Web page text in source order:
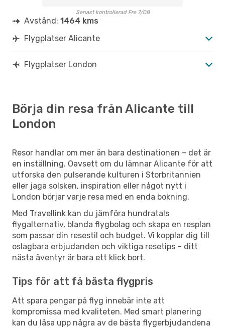
Senast kontrollerad Fre 7/08
Avstånd: 1464 kms
Flygplatser Alicante
Flygplatser London
Börja din resa från Alicante till
London
Resor handlar om mer än bara destinationen – det är
en inställning. Oavsett om du lämnar Alicante för att
utforska den pulserande kulturen i Storbritannien
eller jaga solsken, inspiration eller något nytt i
London börjar varje resa med en enda bokning.
Med Travellink kan du jämföra hundratals
flygalternativ, blanda flygbolag och skapa en resplan
som passar din resestil och budget. Vi kopplar dig till
oslagbara erbjudanden och viktiga resetips – ditt
nästa äventyr är bara ett klick bort.
Tips för att få bästa flygpris
Att spara pengar på flyg innebär inte att
kompromissa med kvaliteten. Med smart planering
kan du låsa upp några av de bästa flygerbjudandena